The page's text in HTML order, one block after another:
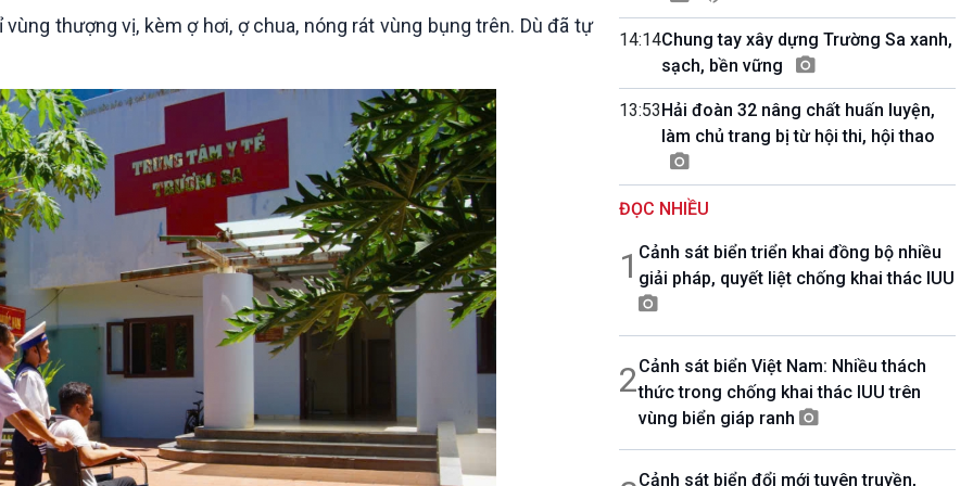
Câu chuyện Thể thao
Infographic
Câu chuyện thời sự
Dòng chảy sự kiện
Đối thoại
Diễn đàn chủ nhật
Chuyện đêm
thượng vị, kèm ợ hơi, ợ chua, nóng rát vùng bụng trên. Dù đã tự
14:14Chung tay xây dựng Trường Sa xanh,
sạch, bền vững
13:53Hải đoàn 32 nâng chất huấn luyện,
làm chủ trang bị từ hội thi, hội thao
ĐỌC NHIỀU
1 Cảnh sát biển triển khai đồng bộ nhiều
giải pháp, quyết liệt chống khai thác IUU
2Cảnh sát biển Việt Nam: Nhiều thách
thức trong chống khai thác IUU trên
vùng biển giáp ranh
Cảnh sát biển đổi mới tuyên truyền,